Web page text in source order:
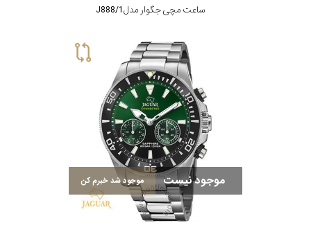
ساعت مچی جگوار مدل J888/1
موجود نیست موجود شد خبرم کن